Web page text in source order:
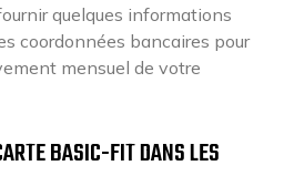
quelques informations
coordonnées bancaires pour
mensuel de votre
BASIC-FIT DANS LES